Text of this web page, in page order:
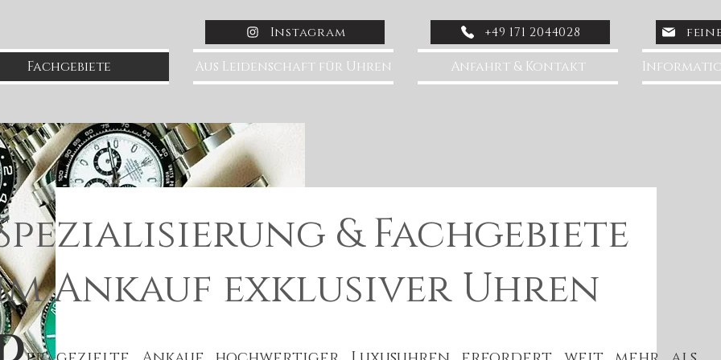
Instagram +49 171 2044028
Fachgebiete Aus Leidenschaft für Uhren Anfahrt & Kontakt
& Fachgebiete
Ankauf exklusiver Uhren